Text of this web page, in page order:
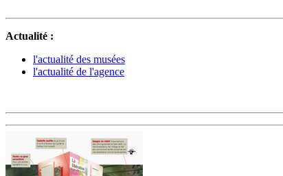
Actualité :
l'actualité des musées
l'actualité de l'agence